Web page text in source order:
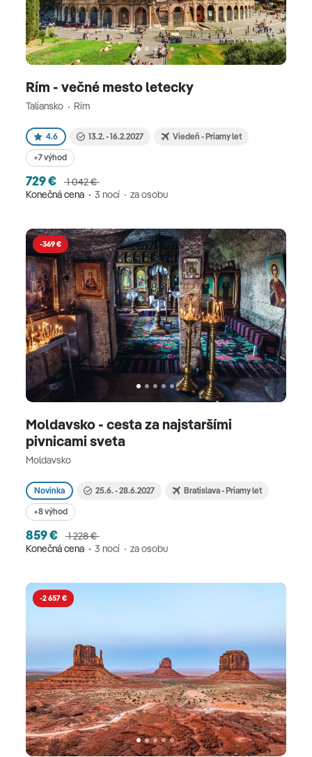
Rím - večné mesto letecky
Taliansko Rím
4.6 13.2. - 16.2.2027 Viedeň - Priamy let
+7 výhod
729 €
1 042 €
Konečná cena
3 nocí za osobu
-369 €
Moldavsko - cesta za najstaršími
pivnicami sveta
Moldavsko
Novinka 25.6. - 28.6.2027 Bratislava - Priamy let
+8 výhod
859 €
1 228 €
Konečná cena
3 nocí za osobu
-2 657 €